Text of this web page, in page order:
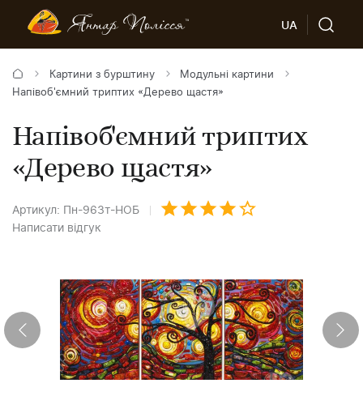
UA
Картини з бурштину
Модульні картини
Напівоб'ємний триптих «Дерево щастя»
Напівоб'ємний триптих
«Дерево щастя»
Артикул: Пн-963т-НОБ
Написати відгук